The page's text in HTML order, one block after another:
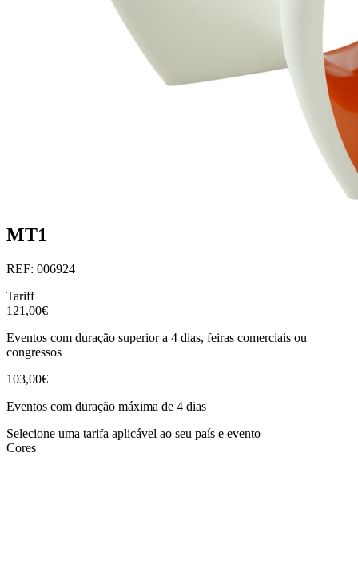
MT1
REF: 006924
Tariff
121,00€
Eventos com duração superior a 4 dias, feiras comerciais ou
congressos
103,00€
Eventos com duração máxima de 4 dias
Selecione uma tarifa aplicável ao seu país e evento
Cores